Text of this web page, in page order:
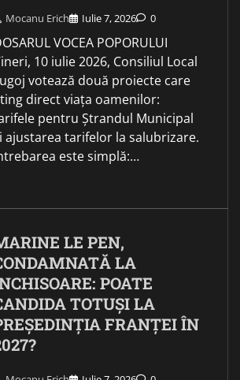
Mocanu Erich Iulie 7, 2026 0
VOCEA POPORULUI
10 iulie 2026, Consiliul Local
votează două proiecte care
direct viața oamenilor:
pentru Ștrandul Municipal
ajustarea tarifelor la salubrizare.
este simplă:…
LE PEN,
LA
POATE
TOTUȘI LA
FRANȚEI ÎN